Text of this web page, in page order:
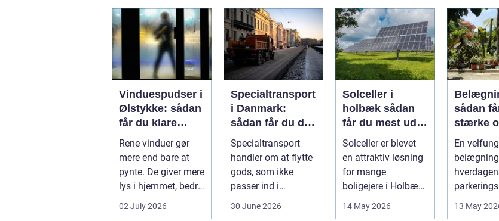
Vinduespudser i
Ølstykke: sådan
får du klare
ruder året rundt
Rene vinduer gør
mere end bare at
pynte. De giver mere
lys i hjemmet, bedre
udsigt og et p&ae...
02 July 2026
Specialtransport
i Danmark:
sådan får du dit
gods sikkert
frem
Specialtransport
handler om at flytte
gods, som ikke
passer ind i
30 June 2026
Solceller i
holbæk sådan
får du mest ud
af solen
Solceller er blevet
en attraktiv løsning
for mange
boligejere i Holbæk
ønsker at sæn...
14 May 2026
sådan
stærke
udendørs
arealer
En
13 May